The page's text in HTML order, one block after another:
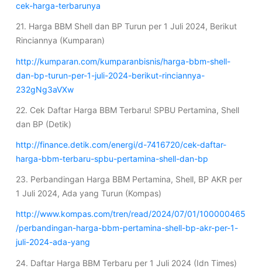
cek-harga-terbarunya
21. Harga BBM Shell dan BP Turun per 1 Juli 2024, Berikut
Rinciannya (Kumparan)
http://kumparan.com/kumparanbisnis/harga-bbm-shell-
dan-bp-turun-per-1-juli-2024-berikut-rinciannya-
232gNg3aVXw
22. Cek Daftar Harga BBM Terbaru! SPBU Pertamina, Shell
dan BP (Detik)
http://finance.detik.com/energi/d-7416720/cek-daftar-
harga-bbm-terbaru-spbu-pertamina-shell-dan-bp
23. Perbandingan Harga BBM Pertamina, Shell, BP AKR per
1 Juli 2024, Ada yang Turun (Kompas)
http://www.kompas.com/tren/read/2024/07/01/100000465
/perbandingan-harga-bbm-pertamina-shell-bp-akr-per-1-
juli-2024-ada-yang
24. Daftar Harga BBM Terbaru per 1 Juli 2024 (Idn Times)